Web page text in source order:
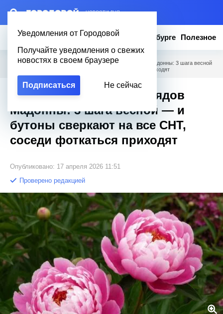
– НОВОСТИ ДНЯ
Уведомления от Городовой
Получайте уведомления о свежих
новостях в своем браузере
Подписаться Не сейчас
Новости Эксклюзив Вопросы о Петербурге Полезное
Городовой Полезное / Мои пионы пышнее нарядов Мадонны: 3 шага весной
— и бутоны сверкают на все СНТ, соседи фоткаться приходят
Мои пионы пышнее нарядов
Мадонны: 3 шага весной — и
бутоны сверкают на все СНТ,
соседи фоткаться приходят
Опубликовано: 17 апреля 2026 11:51
Проверено редакцией